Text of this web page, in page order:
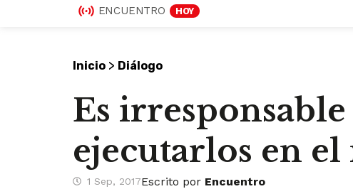
ENCUENTRO HOY
Inicio > Diálogo
Es
ejecutarlos en
1 Sep, 2017Escrito por Encuentro